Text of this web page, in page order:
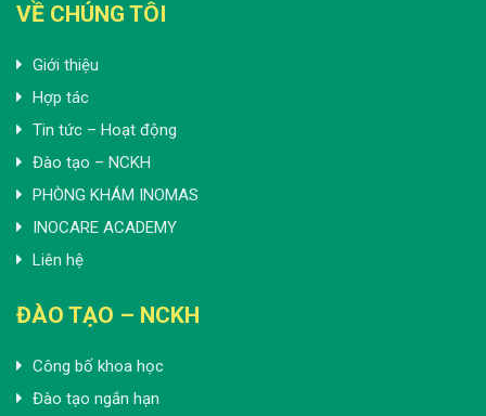
VỀ CHÚNG TÔI
Giới thiệu
Hợp tác
Tin tức – Hoạt động
Đào tạo – NCKH
PHÒNG KHÁM INOMAS
INOCARE ACADEMY
Liên hệ
ĐÀO TẠO – NCKH
Công bố khoa học
Đào tạo ngắn hạn